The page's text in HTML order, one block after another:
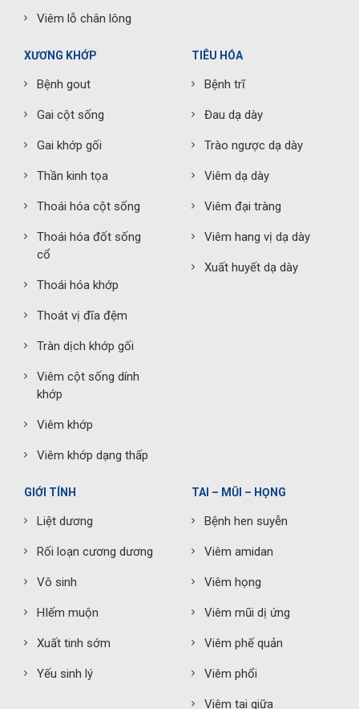
Viêm lỗ chân lông
XƯƠNG KHỚP
Bệnh gout
Gai cột sống
Gai khớp gối
Thần kinh tọa
Thoái hóa cột sống
Thoái hóa đốt sống
cổ
Thoái hóa khớp
Thoát vị đĩa đệm
Tràn dịch khớp gối
Viêm cột sống dính
khớp
Viêm khớp
Viêm khớp dạng thấp
TIÊU HÓA
Bệnh trĩ
Đau dạ dày
Trào ngược dạ dày
Viêm dạ dày
Viêm đại tràng
Viêm hang vị dạ dày
Xuất huyết dạ dày
GIỚI TÍNH
Liệt dương
Rối loạn cương dương
Vô sinh
HIếm muộn
Xuất tinh sớm
Yếu sinh lý
TAI – MŨI – HỌNG
Bệnh hen suyễn
Viêm amidan
Viêm họng
Viêm mũi dị ứng
Viêm phế quản
Viêm phổi
Viêm tai giữa